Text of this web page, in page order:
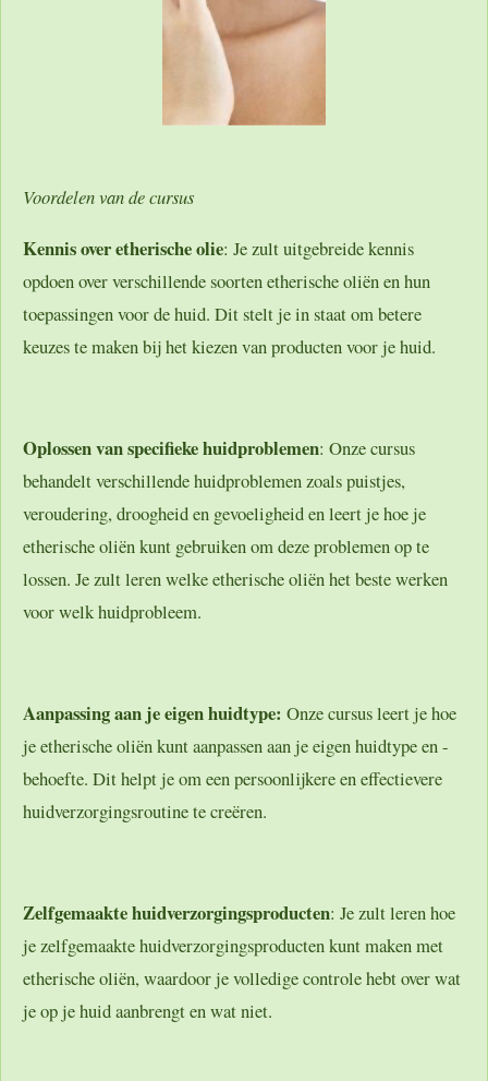
Voordelen van de cursus
Kennis over etherische olie: Je zult uitgebreide kennis
opdoen over verschillende soorten etherische oliën en hun
toepassingen voor de huid. Dit stelt je in staat om betere
keuzes te maken bij het kiezen van producten voor je huid.
Oplossen van specifieke huidproblemen: Onze cursus
behandelt verschillende huidproblemen zoals puistjes,
veroudering, droogheid en gevoeligheid en leert je hoe je
etherische oliën kunt gebruiken om deze problemen op te
lossen. Je zult leren welke etherische oliën het beste werken
voor welk huidprobleem.
Aanpassing aan je eigen huidtype: Onze cursus leert je hoe
je etherische oliën kunt aanpassen aan je eigen huidtype en -
behoefte. Dit helpt je om een persoonlijkere en effectievere
huidverzorgingsroutine te creëren.
Zelfgemaakte huidverzorgingsproducten: Je zult leren hoe
je zelfgemaakte huidverzorgingsproducten kunt maken met
etherische oliën, waardoor je volledige controle hebt over wat
je op je huid aanbrengt en wat niet.